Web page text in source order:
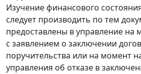
Изучение финансового
следует производить по тем
предоставлены в управление
с заявлением о заключении
поручительства или на момент
управления об отказе в